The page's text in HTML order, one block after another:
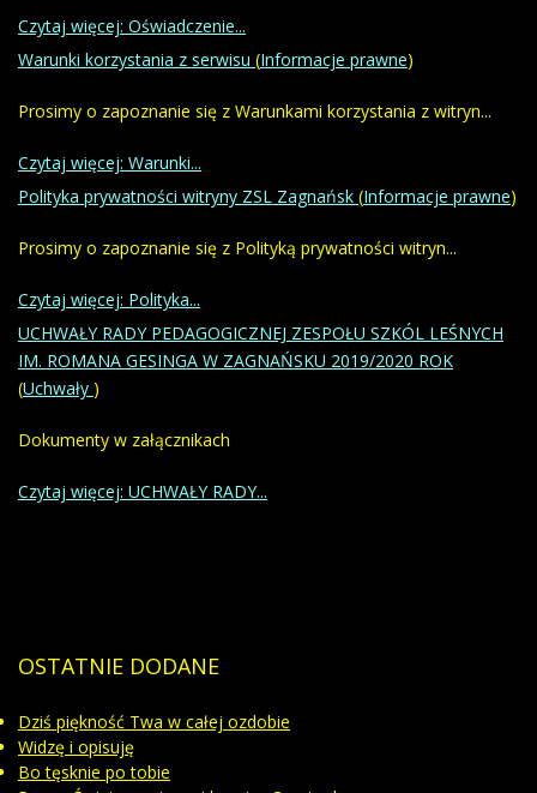
Czytaj więcej: Oświadczenie...
Warunki korzystania z serwisu (Informacje prawne)
Prosimy o zapoznanie się z Warunkami korzystania z witryn...
Czytaj więcej: Warunki...
Polityka prywatności witryny ZSL Zagnańsk (Informacje prawne)
Prosimy o zapoznanie się z Polityką prywatności witryn...
Czytaj więcej: Polityka...
UCHWAŁY RADY PEDAGOGICZNEJ ZESPOŁU SZKÓL LEŚNYCH
IM. ROMANA GESINGA W ZAGNAŃSKU 2019/2020 ROK
(Uchwały )
Dokumenty w załącznikach
Czytaj więcej: UCHWAŁY RADY...
OSTATNIE DODANE
Dziś piękność Twa w całej ozdobie
Widzę i opisuję
Bo tęsknie po tobie